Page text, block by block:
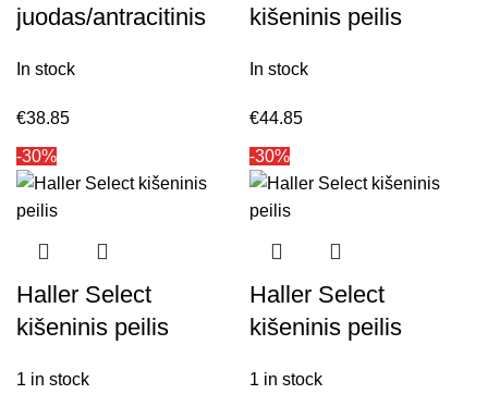
juodas/antracitinis
In stock
€38.85
kišeninis peilis
In stock
€44.85
-30%
Haller Select
kišeninis peilis
1 in stock
-30%
Haller Select
kišeninis peilis
1 in stock